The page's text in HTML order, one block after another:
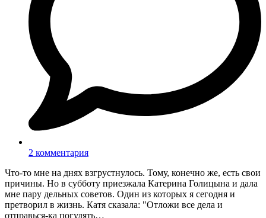
2 комментария
Что-то мне на днях взгрустнулось. Тому, конечно же, есть свои
причины. Но в субботу приезжала Катерина Голицына и дала
мне пару дельных советов. Один из которых я сегодня и
претворил в жизнь. Катя сказала: "Отложи все дела и
отправься-ка погулять…